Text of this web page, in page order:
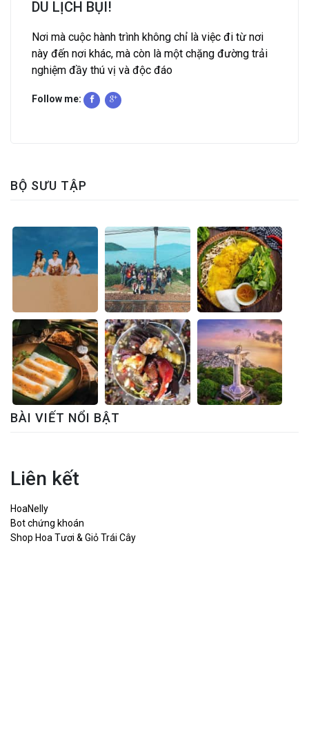
DU LỊCH BỤI!
Nơi mà cuộc hành trình không chỉ là việc đi từ nơi
này đến nơi khác, mà còn là một chặng đường trải
nghiệm đầy thú vị và độc đáo
Follow me:
BỘ SƯU TẬP
BÀI VIẾT NỔI BẬT
Liên kết
HoaNelly
Bot chứng khoán
Shop Hoa Tươi & Giỏ Trái Cây